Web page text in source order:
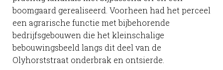
boomgaard gerealiseerd. Voorheen had het perceel
een agrarische functie met bijbehorende
bedrijfsgebouwen die het kleinschalige
bebouwingsbeeld langs dit deel van de
Olyhorststraat onderbrak en ontsierde.